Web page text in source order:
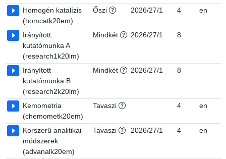
Homogén katalízis
(homcatk20em)
Őszi 2026/27/1 4 en
Irányított
kutatómunka A
(research1k20lm)
Mindkét 2026/27/1 8
Irányított
kutatómunka B
(research2k20lm)
Mindkét 2026/27/1 8
Kemometria
(chemometk20em)
Tavaszi 4 en
Korszerű analitikai
módszerek
(advanalk20em)
Tavaszi 2026/27/1 4 en